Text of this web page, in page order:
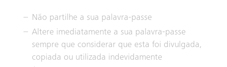
Não partilhe a sua palavra-passe
Altere imediatamente a sua palavra-passe
sempre que considerar que esta foi divulgada,
copiada ou utilizada indevidamente